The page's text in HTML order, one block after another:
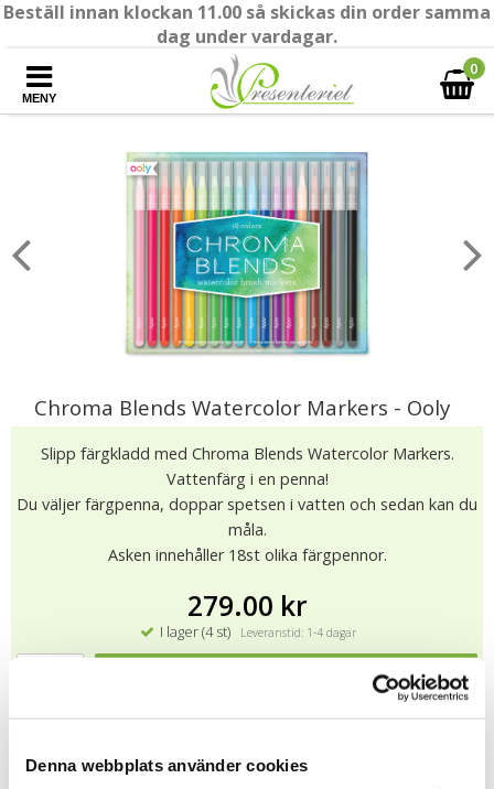
Denna webbplats använder cookies
Beställ innan klockan 11.00 så skickas din order samma
dag under vardagar.
MENY
0
Chroma Blends Watercolor Markers - Ooly
Slipp färgkladd med Chroma Blends Watercolor Markers.
Vattenfärg i en penna!
Du väljer färgpenna, doppar spetsen i vatten och sedan kan du
måla.
Asken innehåller 18st olika färgpennor.
279.00 kr
I lager (4 st) Leveranstid: 1-4 dagar
★★★★★